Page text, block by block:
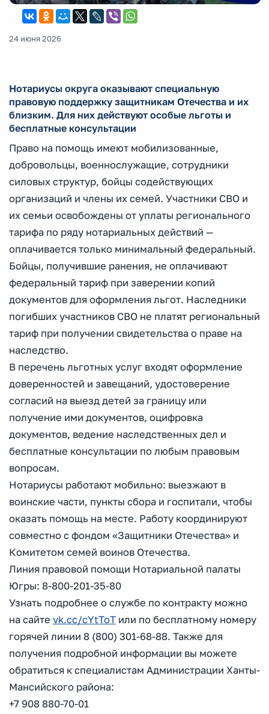
24 июня 2026
Нотариусы округа оказывают специальную
правовую поддержку защитникам Отечества и их
близким. Для них действуют особые льготы и
бесплатные консультации
Право на помощь имеют мобилизованные,
добровольцы, военнослужащие, сотрудники
силовых структур, бойцы содействующих
организаций и члены их семей. Участники СВО и
их семьи освобождены от уплаты регионального
тарифа по ряду нотариальных действий —
оплачивается только минимальный федеральный.
Бойцы, получившие ранения, не оплачивают
федеральный тариф при заверении копий
документов для оформления льгот. Наследники
погибших участников СВО не платят региональный
тариф при получении свидетельства о праве на
наследство.
В перечень льготных услуг входят оформление
доверенностей и завещаний, удостоверение
согласий на выезд детей за границу или
получение ими документов, оцифровка
документов, ведение наследственных дел и
бесплатные консультации по любым правовым
вопросам.
Нотариусы работают мобильно: выезжают в
воинские части, пункты сбора и госпитали, чтобы
оказать помощь на месте. Работу координируют
совместно с фондом «Защитники Отечества» и
Комитетом семей воинов Отечества.
Линия правовой помощи Нотариальной палаты
Югры: 8-800-201-35-80
Узнать подробнее о службе по контракту можно
на сайте vk.cc/cYtToT или по бесплатному номеру
горячей линии 8 (800) 301-68-88. Также для
получения подробной информации вы можете
обратиться к специалистам Администрации Ханты-
Мансийского района:
+7 908 880-70-01